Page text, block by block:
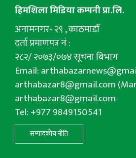
हिमशिला मिडिया कम्पनी प्रा.लि.
अनामनगर- २९ , काठमाडौँ
दर्ता प्रमाणपत्र नं :
२८२/ २०७३/०७४ सूचना बिभाग
Email:
arthabazar8@gmail.com
arthabazar8@gmail.com
Tel: +977 9849150541
सम्पादकीय नीति